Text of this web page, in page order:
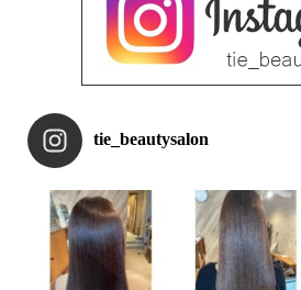
tie_beautysalon